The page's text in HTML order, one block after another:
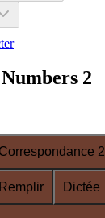
2
Correspondance 2
Remplir Dictée